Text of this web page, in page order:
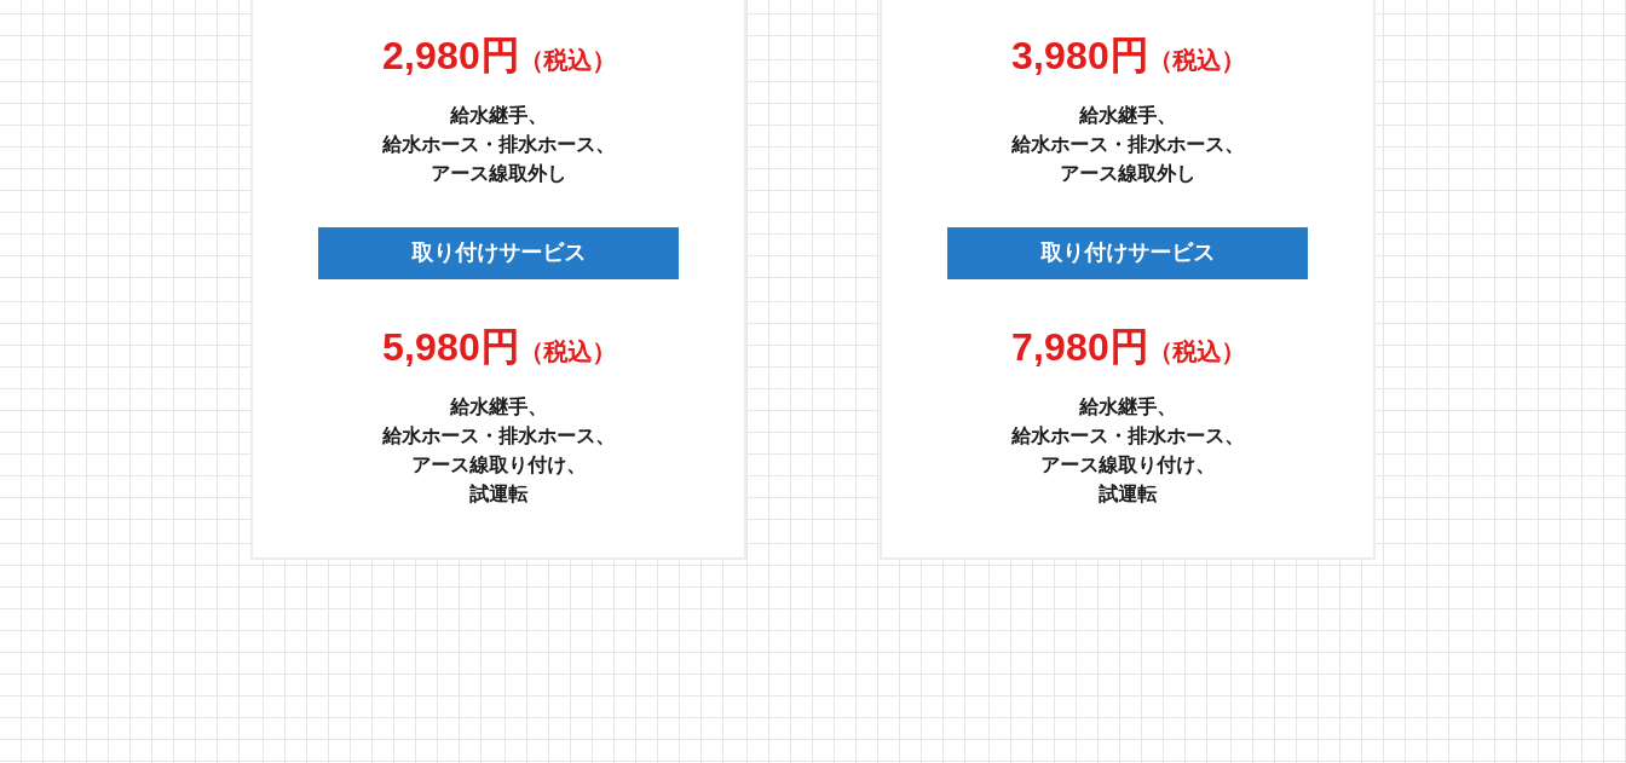
2,980円 （税込）
給水継手、
給水ホース・排水ホース、
アース線取外し
取り付けサービス
5,980円 （税込）
給水継手、
給水ホース・排水ホース、
アース線取り付け、
試運転
3,980円 （税込）
給水継手、
給水ホース・排水ホース、
アース線取外し
取り付けサービス
7,980円 （税込）
給水継手、
給水ホース・排水ホース、
アース線取り付け、
試運転